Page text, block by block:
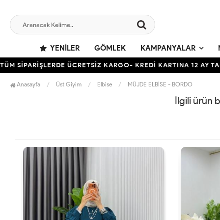
YENILER GÖMLEK KAMPANYALAR
SİPARİŞLERDE ÜCRETSİZ KARGO- KREDİ KARTINA 12 AY
Anasayfa Üst Giyim Elbise MÜJDE ELBİSE - BORDO
İlgili ürün